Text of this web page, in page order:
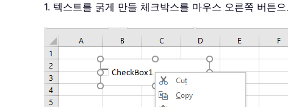
1. 텍스트를 굵게 만들 체크박스를 마우스 오른쪽 버튼